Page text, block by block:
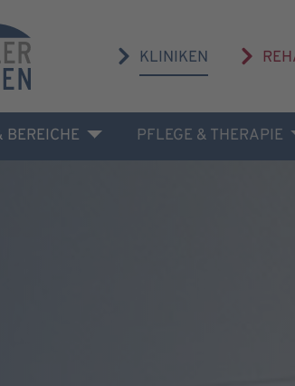
KLINIKEN
BEREICHE PFLEGE & THERAPIE